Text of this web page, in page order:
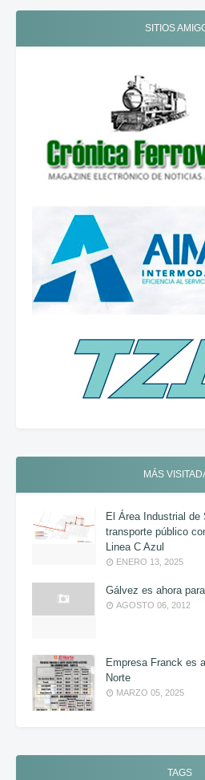
SITIOS
MÁS
El Área Industrial de
transporte público
Linea C Azul
ENERO 13, 2025
Gálvez es ahora
AGOSTO 06, 2012
Empresa Franck es
Norte
MARZO 05, 2025
TAGS